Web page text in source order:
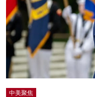
影片
名家榜
灼見活動
中美聚焦